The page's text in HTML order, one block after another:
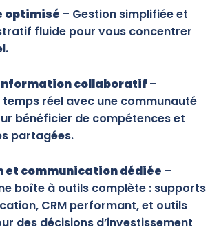
optimisé – Gestion simplifiée et
fluide pour vous concentrer
collaboratif –
temps réel avec une communauté
bénéficier de compétences et
partagées.
communication dédiée –
boîte à outils complète : supports
CRM performant, et outils
des décisions d’investissement